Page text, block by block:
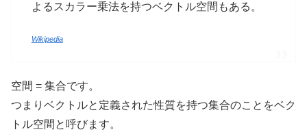
よるスカラー乗法を持つベクトル空間もある。
Wikipedia
空間 = 集合です。
つまりベクトルと定義された性質を持つ集合のことをベク
トル空間と呼びます。